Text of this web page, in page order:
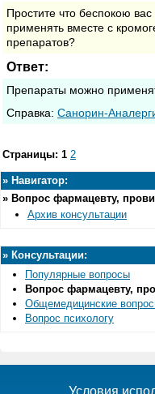
Простите что беспокою
применять вместе с
препаратов?
Ответ:
Препараты можно
Cправка: Санорин-
Страницы: 1 2
» Навигатор:
» Вопрос фармацевту,
Архив консультации
» Консультации:
Популярные вопросы
Вопрос фармацевту,
Общемедицинские
Вопрос психологу
Условия